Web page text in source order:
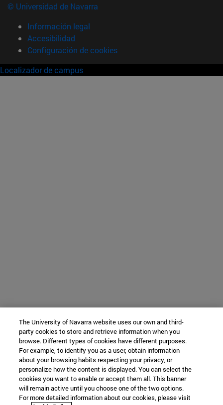
© Universidad de Navarra
Información legal
Accesibilidad
Configuración de cookies
Localizador de campus
The University of Navarra website uses our own and third-
party cookies to store and retrieve information when you
browse. Different types of cookies have different purposes.
For example, to identify you as a user, obtain information
about your browsing habits respecting your privacy, or
personalize how the content is displayed. You can select the
cookies you want to enable or accept them all. This banner
will remain active until you choose one of the two options.
For more detailed information about our cookies, please visit